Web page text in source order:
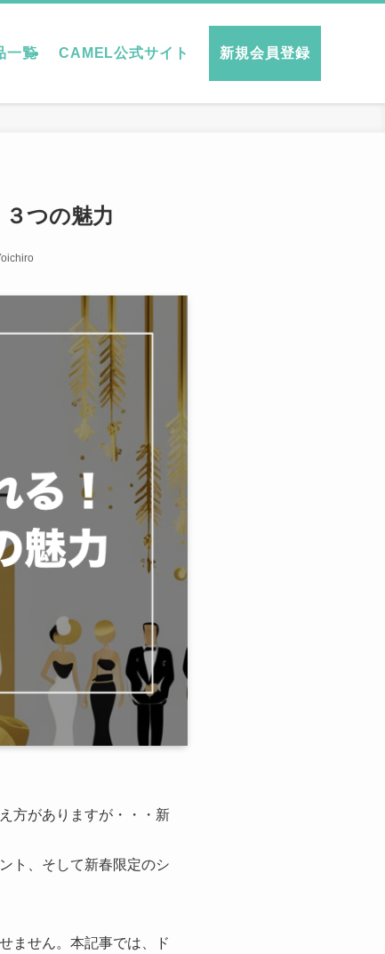
一覧 CAMEL公式サイト 新規会員登録
つの魅力
方がありますが・・・新
ト、そして新春限定のシ
ません。本記事では、ド